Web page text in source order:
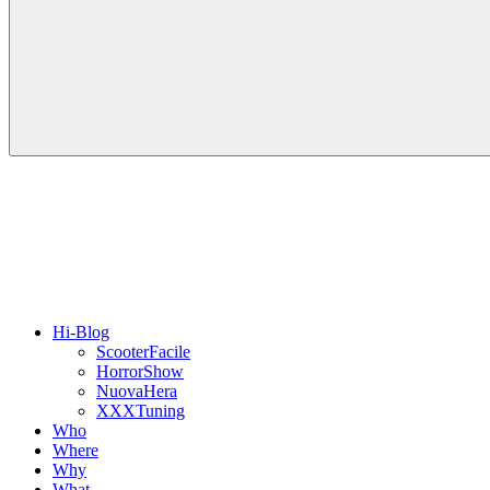
Hi-Blog
ScooterFacile
HorrorShow
NuovaHera
XXXTuning
Who
Where
Why